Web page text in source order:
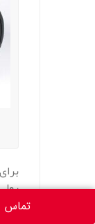
تماس